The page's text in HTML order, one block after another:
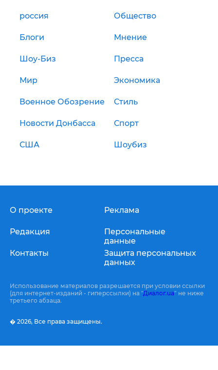
россия Общество
Блоги Мнение
Шоу-Биз Пресса
Мир Экономика
Военное Обозрение Стиль
Новости Донбасса Спорт
США Шоубиз
О проекте
Редакция
Контакты
Реклама
Персональные
данные
Защита персональных
данных
Использование материалов разрешается при условии ссылки
(для интернет-изданий - гиперссылки) на "Диалог.ua" не ниже
третьего абзаца.
� 2026, Все права защищены.